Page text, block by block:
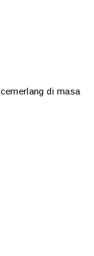
di masa